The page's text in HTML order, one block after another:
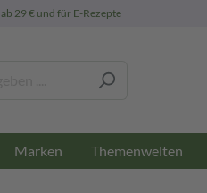
ab 29 € und für E-Rezepte
Marken Themenwelten